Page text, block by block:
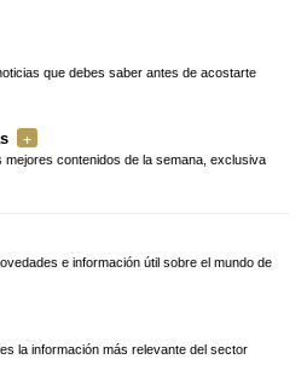
que debes saber antes de acostarte
mejores contenidos de la semana, exclusiva
e información útil sobre el mundo de
la información más relevante del sector